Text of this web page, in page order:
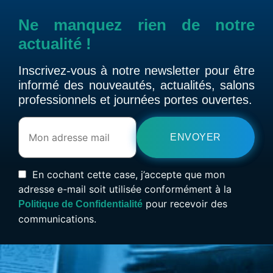
Ne manquez rien de notre
actualité !
Inscrivez-vous à notre newsletter pour être
informé des nouveautés, actualités, salons
professionnels et journées portes ouvertes.
En cochant cette case, j’accepte que mon
adresse e-mail soit utilisée conformément à la
Politique de Confidentialité pour recevoir des
communications.